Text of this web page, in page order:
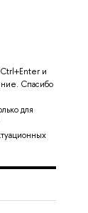
и
Спасибо
для